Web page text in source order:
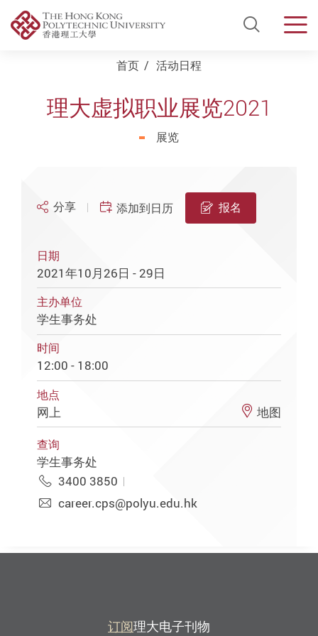
Open
首页 活动日程
理大虚拟职业展览2021
展览
分享 添加到日历 报名
日期
2021年10月26日 - 29日
主办单位
学生事务处
时间
12:00 - 18:00
地点
网上 地图
查询
学生事务处
3400 3850
career.cps@polyu.edu.hk
订阅理大电子刊物